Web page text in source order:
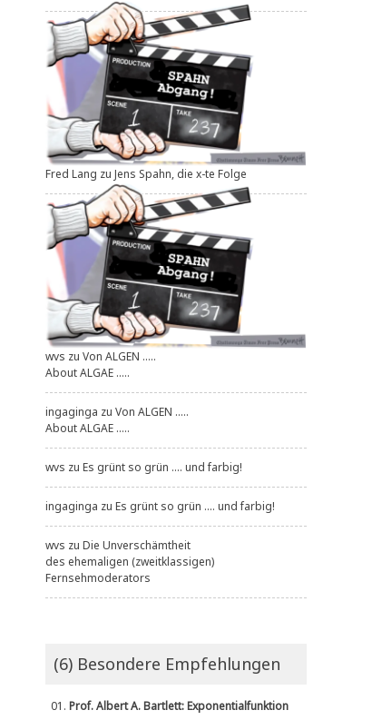
Fred Lang zu Jens Spahn, die x-te Folge
wvs zu Von ALGEN .....
About ALGAE .....
ingaginga zu Von ALGEN .....
About ALGAE .....
wvs zu Es grünt so grün .... und farbig!
ingaginga zu Es grünt so grün .... und farbig!
wvs zu Die Unverschämtheit
des ehemaligen (zweitklassigen)
Fernsehmoderators
(6) Besondere Empfehlungen
01. Prof. Albert A. Bartlett: Exponentialfunktion